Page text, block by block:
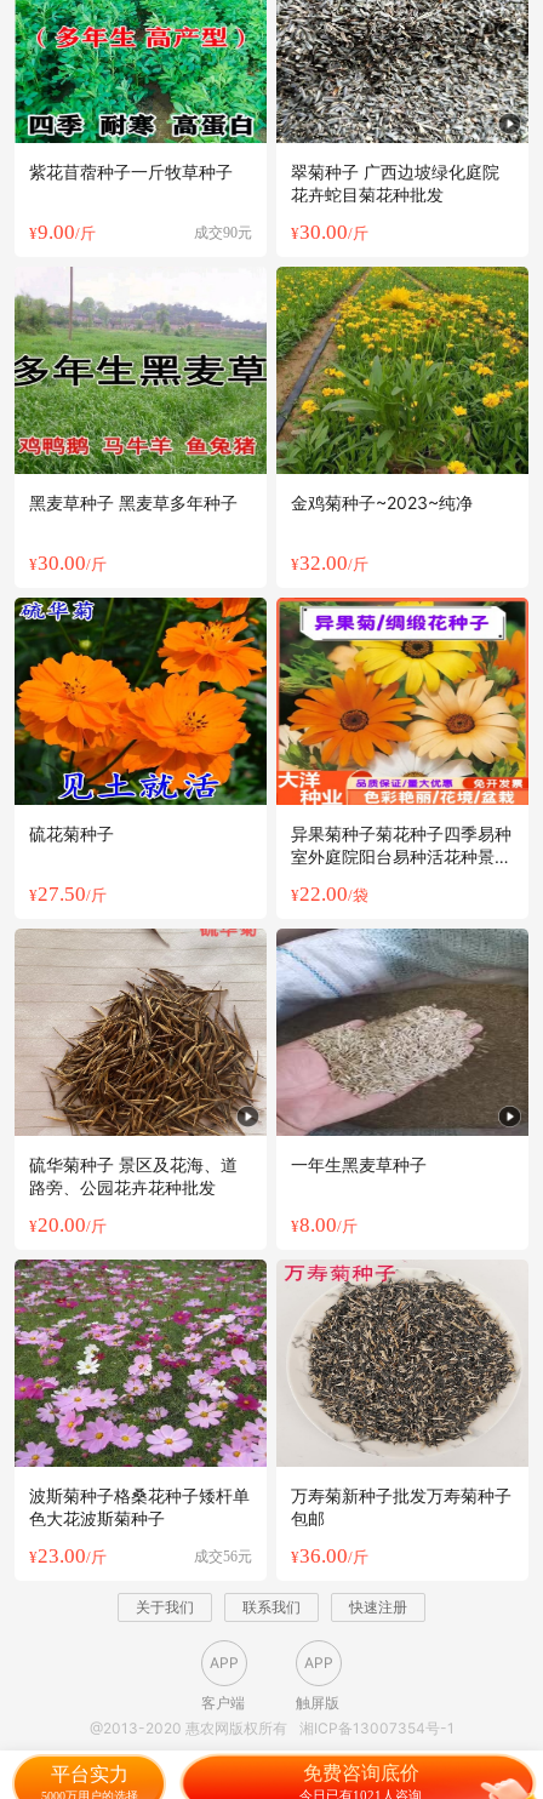
紫花苜蓿种子一斤牧草种子
¥9.00/斤 成交90元
翠菊种子 广西边坡绿化庭院
花卉蛇目菊花种批发
¥30.00/斤
黑麦草种子 黑麦草多年种子
¥30.00/斤
金鸡菊种子~2023~纯净
¥32.00/斤
硫花菊种子
¥27.50/斤
异果菊种子菊花种子四季易种
室外庭院阳台易种活花种景观
¥22.00/袋
硫华菊种子 景区及花海、道
路旁、公园花卉花种批发
¥20.00/斤
一年生黑麦草种子
¥8.00/斤
波斯菊种子格桑花种子矮杆单
色大花波斯菊种子
¥23.00/斤 成交56元
万寿菊新种子批发万寿菊种子
包邮
¥36.00/斤
关于我们 联系我们 快速注册
APP
客户端
APP
触屏版
@2013-2020 惠农网版权所有
湘ICP备13007354号-1
平台实力
5000万用户的选择
免费咨询底价
今日已有1021人咨询